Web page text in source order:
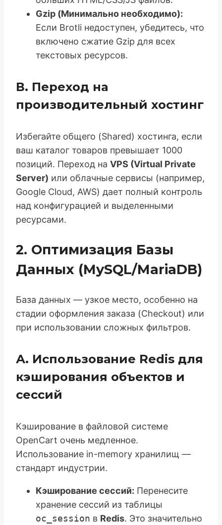
Gzip (Минимально необходимо):
Если Brotli недоступен, убедитесь, что
включено сжатие Gzip для всех
текстовых ресурсов.
В. Переход на
производительный хостинг
Избегайте общего (Shared) хостинга, если
ваш каталог товаров превышает 1000
позиций. Переход на VPS (Virtual Private
Server) или облачные сервисы (например,
Google Cloud, AWS) дает полный контроль
над конфигурацией и выделенными
ресурсами.
2. Оптимизация Базы
Данных (MySQL/MariaDB)
База данных — узкое место, особенно на
стадии оформления заказа (Checkout) или
при использовании сложных фильтров.
А. Использование Redis для
кэширования объектов и
сессий
Кэширование в файловой системе
OpenCart очень медленное.
Использование in-memory хранилищ —
стандарт индустрии.
Кэширование сессий: Перенесите
хранение сессий из таблицы
oc_session в Redis. Это значительно